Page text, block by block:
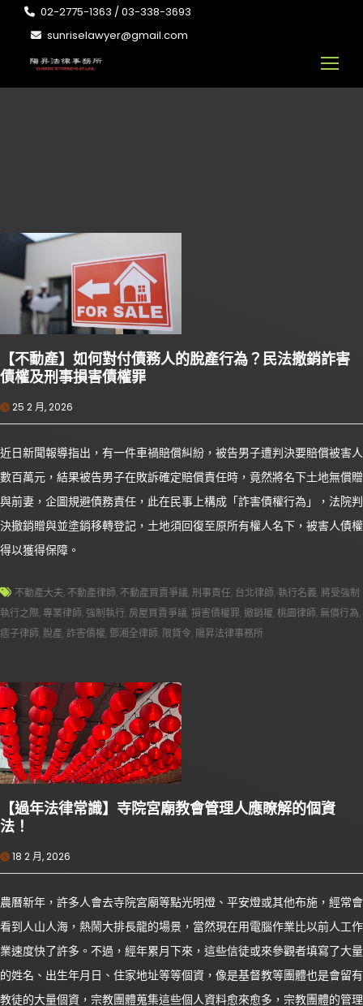
02-2775-1363 / 03-338-3693
sunriselawyer@gmail.com
【不動產】如何對付債務人的脫產行為？民法撤銷詐害
債權及刑事損害債權罪
25 2 月, 2026
近日新聞報導指出，有一件車禍賠償糾紛，被告男子遭判決要賠償被害人
數百萬元，結果被告男子在敗訴確定賠償責任時，竟然將名下土地無償贈
與前妻，企圖規避債務責任，此在民事上構成「詐害債權行為」，法院判
決撤銷贈與並塗銷移轉登記，土地須回復至原所有權人名下，被害人債權
得以獲得保障。
不動產大夫, 不動產律師, 不動產買賣爭議,刑事責任, 台北律師, 執行名義,將受強制
執行之際, 專業律師, 強制執行, 房屋買賣爭議,損害債權罪,撤銷權,桃園律師, 無償行為,
痞子律師,脫產, 詐害債權, 鄧湘全律師, 限貸令, 陽昇法律事務所
【過年法律常識】寺院宮廟教會管理人應瞭解的個資
法！
18 2 月, 2026
農曆新年，許多人會去寺院宮廟等點光明燈、平安燈或其他布施，經常會
看到人山人海，熱鬧大排長龍的場景，當然現在用電腦作業比以前人工作
業速度快了許多。不過，經年累月下來，這些信徒或來參觀者填寫了大量
的姓名、出生年月日、住家地址等等個資，像是基督教等團體也是會留有
教徒的大量個資，宗教團體蒐集這些個人資料愈來愈多，宗教團體的管理